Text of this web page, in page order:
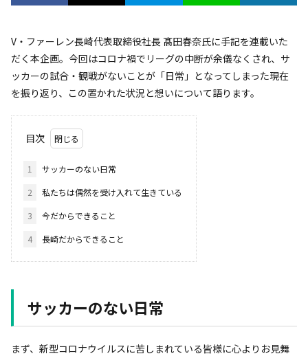
V・ファーレン長崎代表取締役社長 髙田春奈氏に手記を連載いた
だく本企画。今回はコロナ禍でリーグの中断が余儀なくされ、サ
ッカーの試合・観戦がないことが「日常」となってしまった現在
を振り返り、この置かれた状況と想いについて語ります。
目次
1
サッカーのない日常
2
私たちは偶然を受け入れて生きている
3
今だからできること
4
長崎だからできること
サッカーのない日常
まず、新型コロナウイルスに苦しまれている皆様に心よりお見舞